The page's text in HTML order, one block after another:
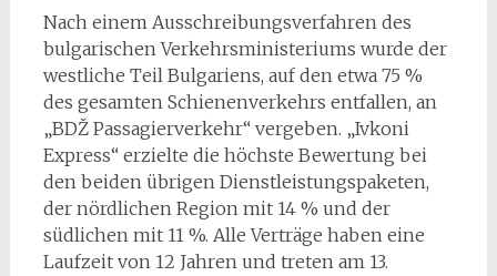
Nach einem Ausschreibungsverfahren des
bulgarischen Verkehrsministeriums wurde der
westliche Teil Bulgariens, auf den etwa 75 %
des gesamten Schienenverkehrs entfallen, an
„BDŽ Passagierverkehr“ vergeben. „Ivkoni
Express“ erzielte die höchste Bewertung bei
den beiden übrigen Dienstleistungspaketen,
der nördlichen Region mit 14 % und der
südlichen mit 11 %. Alle Verträge haben eine
Laufzeit von 12 Jahren und treten am 13.